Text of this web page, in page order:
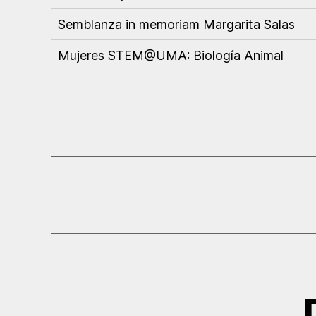
Semblanza in memoriam Margarita Salas
Mujeres STEM@UMA: Biología Animal